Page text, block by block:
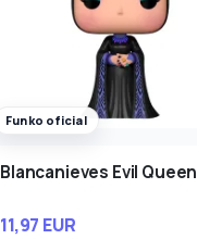
Funko oficial
Blancanieves Evil Queen
11,97 EUR